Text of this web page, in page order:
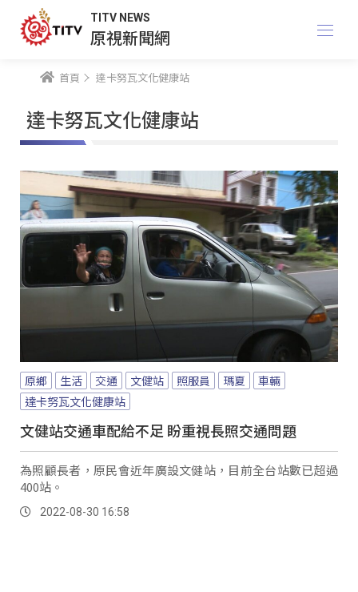
TITV NEWS
原視新聞網
首頁 達卡努瓦文化健康站
達卡努瓦文化健康站
原鄉 生活 交通 文健站 照服員 瑪夏
車輛
達卡努瓦文化健康站
文健站交通車配給不足 盼重視長照交通問題
為照顧長者，原民會近年廣設文健站，目前全台站數已超過
400站。
2022-08-30 16:58